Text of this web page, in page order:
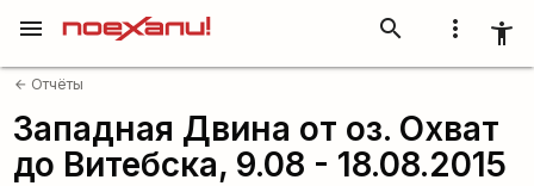
more_vert accessibility_new
search
menu
arrow_back Отчёты
Западная Двина от оз. Охват
до Витебска, 9.08 - 18.08.2015